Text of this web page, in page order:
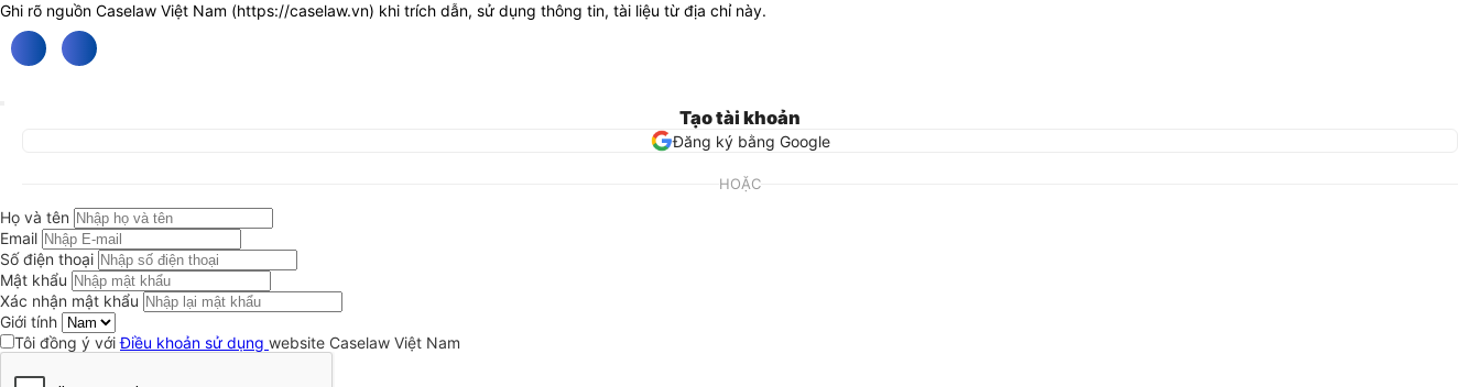
Ghi rõ nguồn Caselaw Việt Nam (https://caselaw.vn) khi trích dẫn, sử dụng thông tin, tài liệu từ địa chỉ này.
Tạo tài khoản
Đăng ký bằng Google
HOẶC
Họ và tên
Email
Số điện thoại
Mật khẩu
Xác nhận mật khẩu
Giới tính
Tôi đồng ý vớiĐiều khoản sử dụng website Caselaw Việt Nam